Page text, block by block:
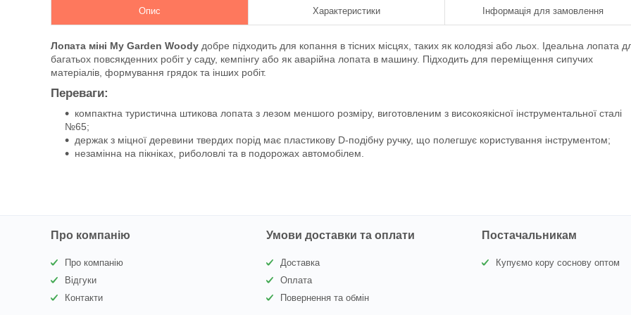
Опис Характеристики Інформація для замовлення
Лопата міні My Garden Woody добре підходить для копання в тісних місцях, таких як колодязі або льох. Ідеальна лопата
багатьох повсякденних робіт у саду, кемпінгу або як аварійна лопата в машину. Підходить для переміщення сипучих
матеріалів, формування грядок та інших робіт.
Переваги:
компактна туристична штикова лопата з лезом меншого розміру, виготовленим з високоякісної інструментальної сталі
№65;
держак з міцної деревини твердих порід має пластикову D-подібну ручку, що полегшує користування інструментом;
незамінна на пікніках, риболовлі та в подорожах автомобілем.
Про компанію
Про компанію
Відгуки
Контакти
Умови доставки та оплати
Доставка
Оплата
Повернення та обмін
Постачальникам
Купуємо кору соснову оптом